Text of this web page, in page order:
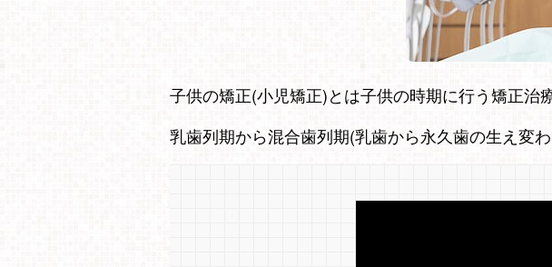
子供の矯正(小児矯正)とは子供の時期に行う矯正治療
乳歯列期から混合歯列期(乳歯から永久歯の生え変